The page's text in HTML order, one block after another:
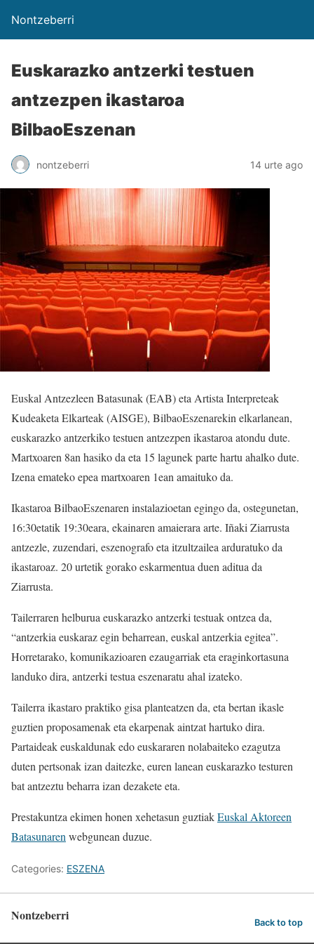
Nontzeberri
Euskarazko antzerki testuen
antzezpen ikastaroa
BilbaoEszenan
nontzeberri 14 urte ago
Euskal Antzezleen Batasunak (EAB) eta Artista Interpreteak
Kudeaketa Elkarteak (AISGE), BilbaoEszenarekin elkarlanean,
euskarazko antzerkiko testuen antzezpen ikastaroa atondu dute.
Martxoaren 8an hasiko da eta 15 lagunek parte hartu ahalko dute.
Izena emateko epea martxoaren 1ean amaituko da.
Ikastaroa BilbaoEszenaren instalazioetan egingo da, ostegunetan,
16:30etatik 19:30eara, ekainaren amaierara arte. Iñaki Ziarrusta
antzezle, zuzendari, eszenografo eta itzultzailea arduratuko da
ikastaroaz. 20 urtetik gorako eskarmentua duen aditua da
Ziarrusta.
Tailerraren helburua euskarazko antzerki testuak ontzea da,
“antzerkia euskaraz egin beharrean, euskal antzerkia egitea”.
Horretarako, komunikazioaren ezaugarriak eta eraginkortasuna
landuko dira, antzerki testua eszenaratu ahal izateko.
Tailerra ikastaro praktiko gisa planteatzen da, eta bertan ikasle
guztien proposamenak eta ekarpenak aintzat hartuko dira.
Partaideak euskaldunak edo euskararen nolabaiteko ezagutza
duten pertsonak izan daitezke, euren lanean euskarazko testuren
bat antzeztu beharra izan dezakete eta.
Prestakuntza ekimen honen xehetasun guztiakEuskal Aktoreen
Batasunaren webgunean duzue.
Categories: ESZENA
Nontzeberri Back to top